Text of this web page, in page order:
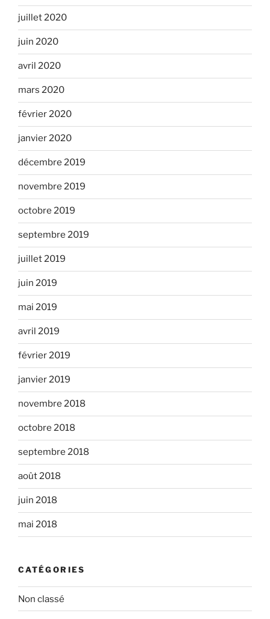
juillet 2020
juin 2020
avril 2020
mars 2020
février 2020
janvier 2020
décembre 2019
novembre 2019
octobre 2019
septembre 2019
juillet 2019
juin 2019
mai 2019
avril 2019
février 2019
janvier 2019
novembre 2018
octobre 2018
septembre 2018
août 2018
juin 2018
mai 2018
CATÉGORIES
Non classé